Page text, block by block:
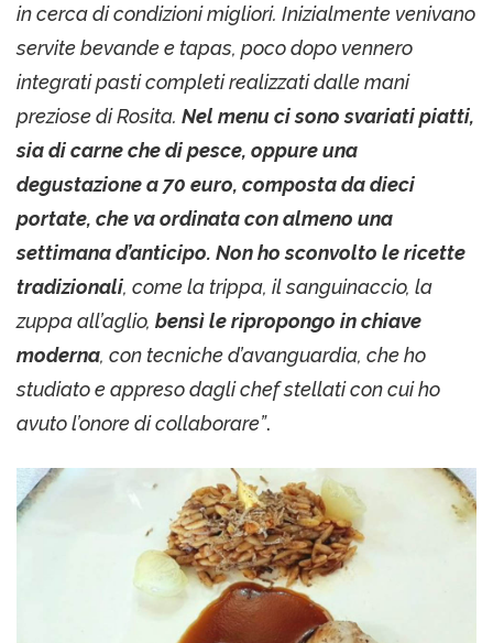
in cerca di condizioni migliori. Inizialmente venivano
servite bevande e tapas, poco dopo vennero
integrati pasti completi realizzati dalle mani
preziose di Rosita. Nel menu ci sono svariati piatti,
sia di carne che di pesce, oppure una
degustazione a 70 euro, composta da dieci
portate, che va ordinata con almeno una
settimana d’anticipo. Non ho sconvolto le ricette
tradizionali, come la trippa, il sanguinaccio, la
zuppa all’aglio, bensì le ripropongo in chiave
moderna, con tecniche d’avanguardia, che ho
studiato e appreso dagli chef stellati con cui ho
avuto l’onore di collaborare”.